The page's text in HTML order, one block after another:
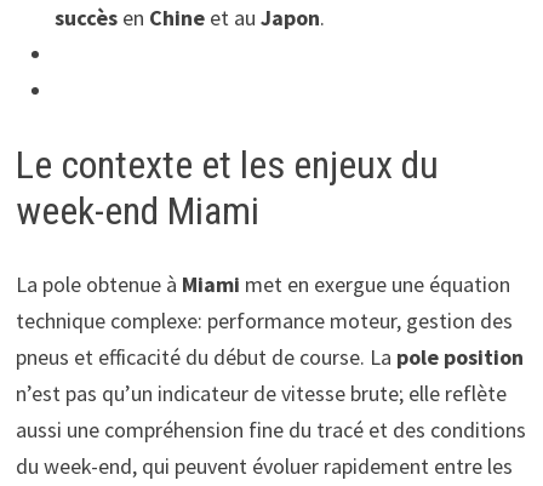
succèsen Chineet au Japon.
Le contexte et les enjeux du
week-end Miami
La pole obtenue à Miami met en exergue une équation
technique complexe: performance moteur, gestion des
pneus et efficacité du début de course. La pole position
n’est pas qu’un indicateur de vitesse brute; elle reflète
aussi une compréhension fine du tracé et des conditions
du week-end, qui peuvent évoluer rapidement entre les